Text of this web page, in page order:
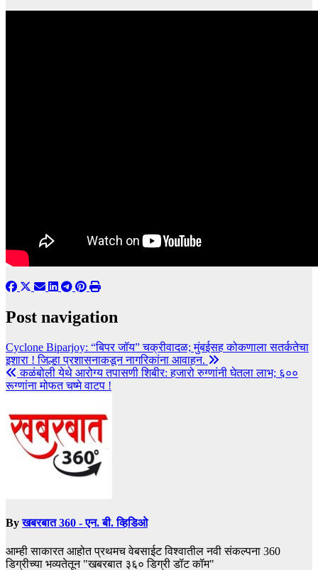
Post navigation
Cyclone Biparjoy: “बिपर जॉय” चक्रीवादळ; मुंबईसह कोकणाला सतर्कतेचा
इशारा ! जिल्हा प्रशासनाकडून नागरिकांना आवाहन.
कळंबोली येथे आरोग्य तपासणी शिबीर: हजारो रुग्णांनी घेतला लाभ; ६००
रूग्णांना मोफत चष्मे वाटप !
Byखबरबात 360 - एन. बी. व्हिडिओ
आम्ही साकारत आहोत प्रथमच वेबसाईट विश्वातील नवी संकल्पना 360
डिग्रीच्या भव्यतेतून "खबरबात ३६० डिग्री डॉट कॉम"